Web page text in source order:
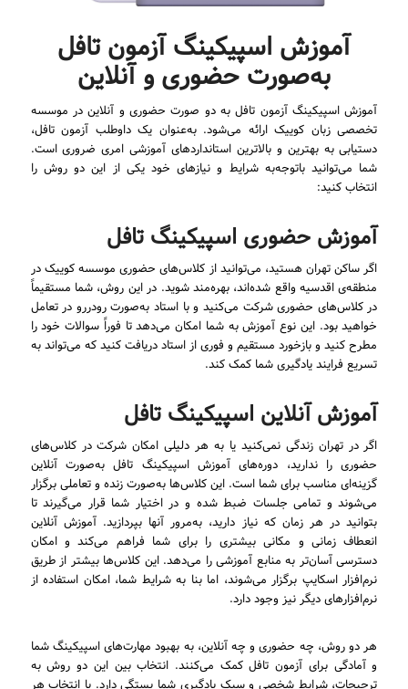
آموزش اسپیکینگ آزمون تافل
به‌صورت حضوری و آنلاین
آموزش اسپیکینگ آزمون تافل به دو صورت حضوری و آنلاین در موسسه
تخصصی زبان کوییک ارائه می‌شود. به‌عنوان یک داوطلب آزمون تافل،
دستیابی به بهترین و بالاترین استانداردهای آموزشی امری ضروری است.
شما می‌توانید باتوجه‌به شرایط و نیازهای خود یکی از این دو روش را
انتخاب کنید:
آموزش حضوری اسپیکینگ تافل
اگر ساکن تهران هستید، می‌توانید از کلاس‌های حضوری موسسه کوییک در
منطقه‌ی اقدسیه واقع شده‌اند، بهره‌مند شوید. در این روش، شما مستقیماً
در کلاس‌های حضوری شرکت می‌کنید و با استاد به‌صورت رودررو در تعامل
خواهید بود. این نوع آموزش به شما امکان می‌دهد تا فوراً سوالات خود را
مطرح کنید و بازخورد مستقیم و فوری از استاد دریافت کنید که می‌تواند به
تسریع فرایند یادگیری شما کمک کند.
آموزش آنلاین اسپیکینگ تافل
اگر در تهران زندگی نمی‌کنید یا به هر دلیلی امکان شرکت در کلاس‌های
حضوری را ندارید، دوره‌های آموزش اسپیکینگ تافل به‌صورت آنلاین
گزینه‌ای مناسب برای شما است. این کلاس‌ها به‌صورت زنده و تعاملی برگزار
می‌شوند و تمامی جلسات ضبط شده و در اختیار شما قرار می‌گیرند تا
بتوانید در هر زمان که نیاز دارید، به‌مرور آنها بپردازید. آموزش آنلاین
انعطاف زمانی و مکانی بیشتری را برای شما فراهم می‌کند و امکان
دسترسی آسان‌تر به منابع آموزشی را می‌دهد. این کلاس‌ها بیشتر از طریق
نرم‌افزار اسکایپ برگزار می‌شوند، اما بنا به شرایط شما، امکان استفاده از
نرم‌افزارهای دیگر نیز وجود دارد.
هر دو روش، چه حضوری و چه آنلاین، به بهبود مهارت‌های اسپیکینگ شما
و آمادگی برای آزمون تافل کمک می‌کنند. انتخاب بین این دو روش به